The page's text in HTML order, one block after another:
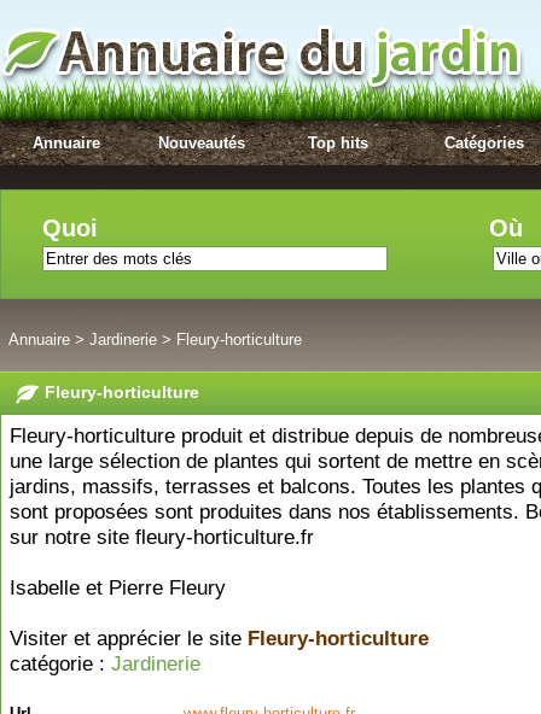
Annuaire Nouveautés Top hits Catégories
Quoi Où
Annuaire > Jardinerie > Fleury-horticulture
Fleury-horticulture
Fleury-horticulture produit et distribue depuis de
une large sélection de plantes qui sortent de mettre en
jardins, massifs, terrasses et balcons. Toutes les plantes
sont proposées sont produites dans nos établissements.
sur notre site fleury-horticulture.fr
Isabelle et Pierre Fleury
Visiter et apprécier le site Fleury-horticulture
catégorie : Jardinerie